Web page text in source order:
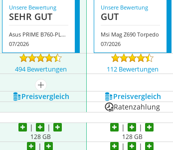
Unsere Bewertung
SEHR GUT
Asus PRIME B760-PLUS D4
07/2026
Unsere Bewertung
GUT
Msi Mag Z690 Torpedo
07/2026
494 Bewertungen 112 Bewertungen
mehr anzeigen
Preis­vergleich Preis­vergleich
Ratenzahlung
128 GB 128 GB